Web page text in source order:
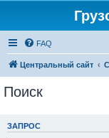
FAQ
Центральный сайт
Поиск
ЗАПРОС